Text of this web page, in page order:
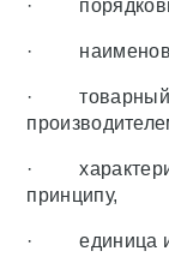
·
·
· товарный
·
принципу,
· единица